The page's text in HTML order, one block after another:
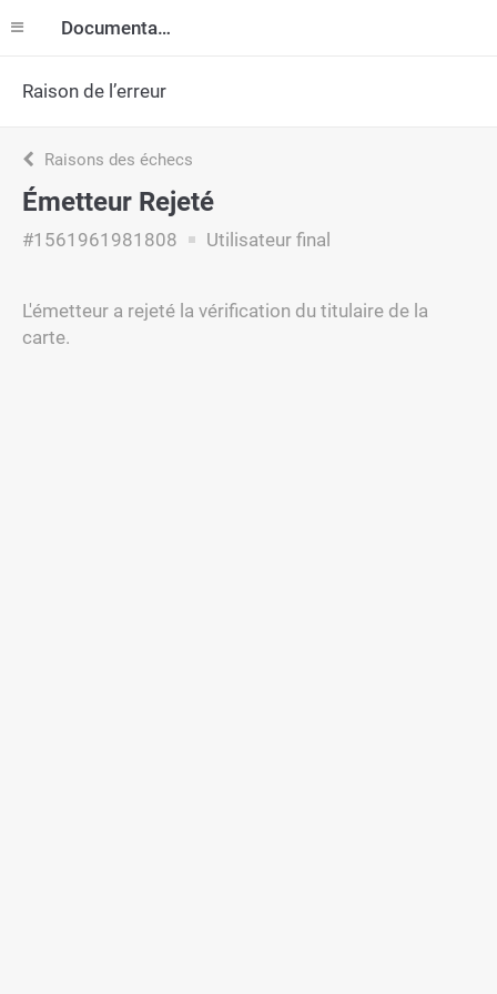
Documentation
Raison de l’erreur
Raisons des échecs
Émetteur Rejeté
#1561961981808 Utilisateur final
L'émetteur a rejeté la vérification du titulaire de la
carte.